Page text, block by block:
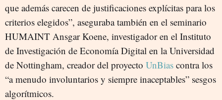
que además carecen de justificaciones explícitas para los
criterios elegidos”, aseguraba también en el seminario
HUMAINT Ansgar Koene, investigador en el Instituto
de Investigación de Economía Digital en la Universidad
de Nottingham, creador del proyecto UnBias contra los
“a menudo involuntarios y siempre inaceptables” sesgos
algorítmicos.